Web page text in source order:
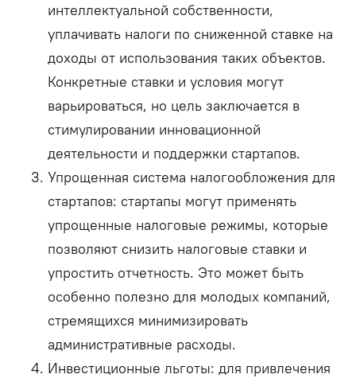
интеллектуальной собственности,
уплачивать налоги по сниженной ставке на
доходы от использования таких объектов.
Конкретные ставки и условия могут
варьироваться, но цель заключается в
стимулировании инновационной
деятельности и поддержки стартапов.
Упрощенная система налогообложения для
стартапов: стартапы могут применять
упрощенные налоговые режимы, которые
позволяют снизить налоговые ставки и
упростить отчетность. Это может быть
особенно полезно для молодых компаний,
стремящихся минимизировать
административные расходы.
Инвестиционные льготы: для привлечения